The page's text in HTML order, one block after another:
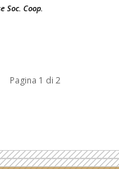
Soc. Coop.
Pagina 1 di 2